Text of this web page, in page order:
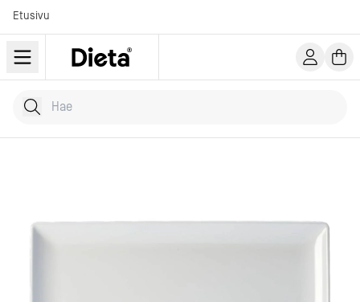
Etusivu
Hae tuotteita
Kirjoita hakusana...